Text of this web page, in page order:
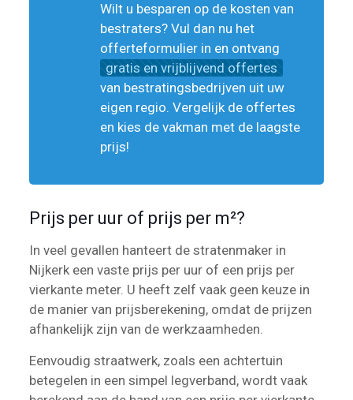
Wilt u besparen op de kosten van
bestraters? Vul dan nu het
offerteformulier in en ontvang
gratis en vrijblijvend offertes
van bestratingsbedrijven uit uw
eigen regio. Vergelijk de offertes
en kies de vakman met de laagste
prijs!
Prijs per uur of prijs per m²?
In veel gevallen hanteert de stratenmaker in
Nijkerk een vaste prijs per uur of een prijs per
vierkante meter. U heeft zelf vaak geen keuze in
de manier van prijsberekening, omdat de prijzen
afhankelijk zijn van de werkzaamheden.
Eenvoudig straatwerk, zoals een achtertuin
betegelen in een simpel legverband, wordt vaak